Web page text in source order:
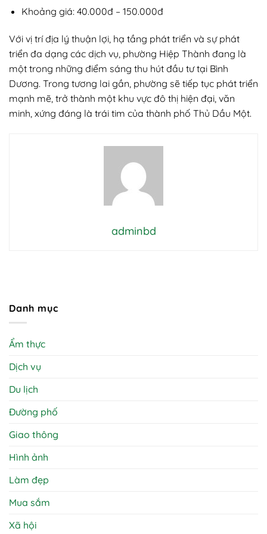
Khoảng giá: 40.000đ – 150.000đ
Với vị trí địa lý thuận lợi, hạ tầng phát triển và sự phát
triển đa dạng các dịch vụ, phường Hiệp Thành đang là
một trong những điểm sáng thu hút đầu tư tại Bình
Dương. Trong tương lai gần, phường sẽ tiếp tục phát triển
mạnh mẽ, trở thành một khu vực đô thị hiện đại, văn
minh, xứng đáng là trái tim của thành phố Thủ Dầu Một.
adminbd
Danh mục
Ẩm thực
Dịch vụ
Du lịch
Đường phố
Giao thông
Hình ảnh
Làm đẹp
Mua sắm
Xã hội